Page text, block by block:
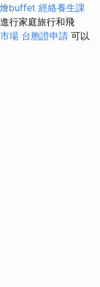
buffet 經絡養生課
行家庭旅行和飛
場 台胞證申請 可以